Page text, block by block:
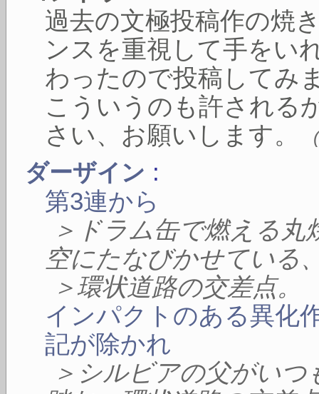
過去の文極投稿作の焼
ンスを重視して手をい
わったので投稿してみ
こういうのも許される
さい、お願いします。
(
ダーザイン :
第3連から
＞ドラム缶で燃える
空にたなびかせている
＞環状道路の交差点。
インパクトのある異化
記が除かれ
＞シルビアの父がい